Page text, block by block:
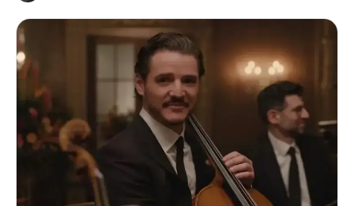
разбираться в физиологии паники не по книжкам, а с
помощью настоящего специалиста по выживанию. Дом
как ловушка Сюжет прост до жути: обычная семья из
четырёх человек просыпается и обнаруживает, что
выбраться наружу больше нельзя, сообщаетxrust. Двери,
окна, любые щели — всё наглухо запечатано. Снаружи
маячит нечто, природа которого до самого финала
остаётся загадкой, а внутри стремительно тают запасы
еды и воды. Дальше — вопрос на выживание: либо герои
учатся действовать сообща, либо сходят с ума
поодиночке, запертые вместе с собственными страхами и